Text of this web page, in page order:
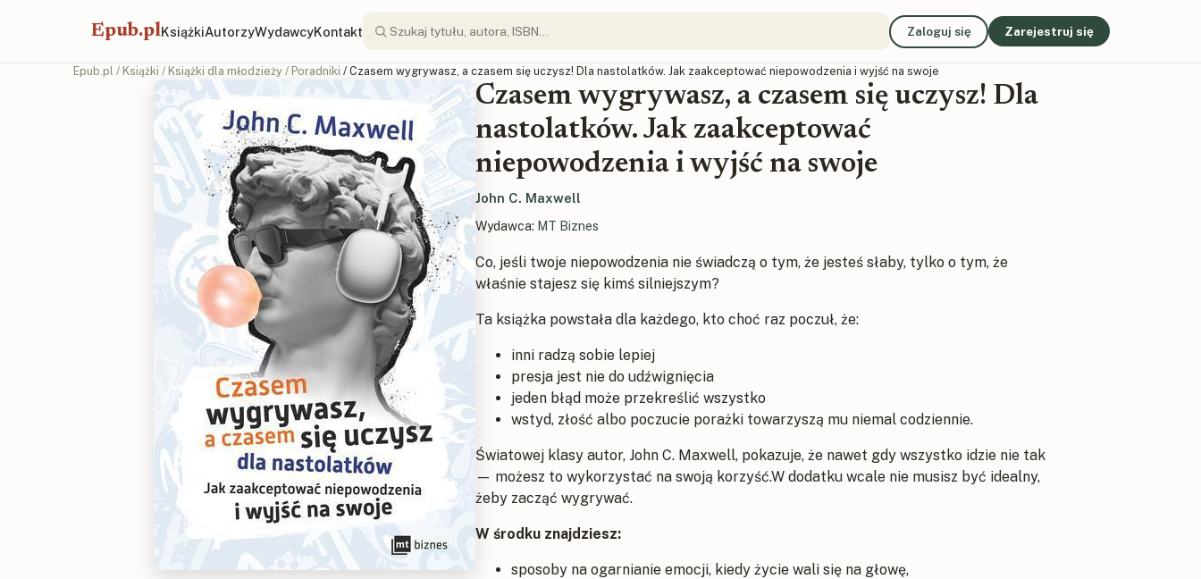
Epub.plKsiążkiAutorzyWydawcyKontakt Zaloguj się Zarejestruj się
Epub.pl / Książki / Książki dla młodzieży / Poradniki / Czasem wygrywasz, a czasem się uczysz! Dla nastolatków. Jak zaakceptować niepowodzenia i wyjść na swoje
Czasem wygrywasz, a czasem się uczysz! Dla
nastolatków. Jak zaakceptować
niepowodzenia i wyjść na swoje
John C. Maxwell
Wydawca: MT Biznes
Co, jeśli twoje niepowodzenia nie świadczą o tym, że jesteś słaby, tylko o tym, że
właśnie stajesz się kimś silniejszym?
Ta książka powstała dla każdego, kto choć raz poczuł, że:
inni radzą sobie lepiej
presja jest nie do udźwignięcia
jeden błąd może przekreślić wszystko
wstyd, złość albo poczucie porażki towarzyszą mu niemal codziennie.
Światowej klasy autor, John C. Maxwell, pokazuje, że nawet gdy wszystko idzie nie tak
— możesz to wykorzystać na swoją korzyść.W dodatku wcale nie musisz być idealny,
żeby zacząć wygrywać.
W środku znajdziesz:
sposoby na ogarnianie emocji, kiedy życie wali się na głowę,